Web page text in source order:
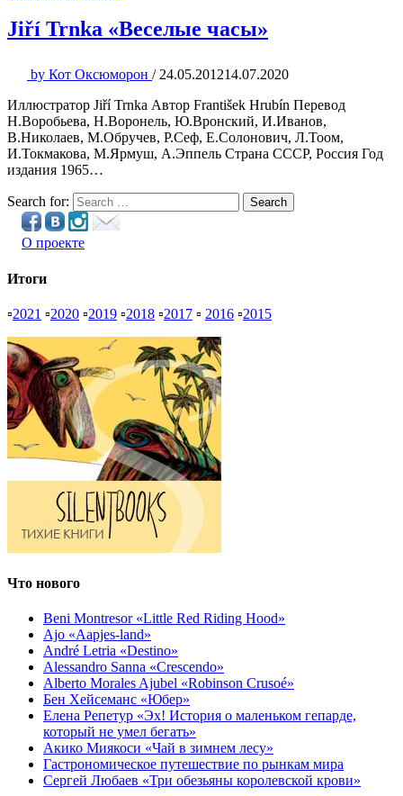
Jiří Trnka «Веселые часы»
by Кот Оксюморон / 24.05.201214.07.2020
Иллюстратор Jiří Trnka Автор František Hrubín Перевод
Н.Воробьева, Н.Воронель, Ю.Вронский, И.Иванов,
В.Николаев, М.Обручев, Р.Сеф, Е.Солонович, Л.Тоом,
И.Токмакова, М.Ярмуш, А.Эппель Страна СССР, Россия Год
издания 1965…
Search for: Search
О проекте
Итоги
▫2021 ▫2020 ▫2019 ▫2018 ▫2017 ▫ 2016 ▫2015
Что нового
Beni Montresor «Little Red Riding Hood»
Ajo «Aapjes-land»
André Letria «Destino»
Alessandro Sanna «Crescendo»
Alberto Morales Ajubel «Robinson Crusoé»
Бен Хейсеманс «Юбер»
Елена Репетур «Эх! История о маленьком гепарде,
который не умел бегать»
Акико Миякоси «Чай в зимнем лесу»
Гастрономическое путешествие по рынкам мира
Сергей Любаев «Три обезьяны королевской крови»